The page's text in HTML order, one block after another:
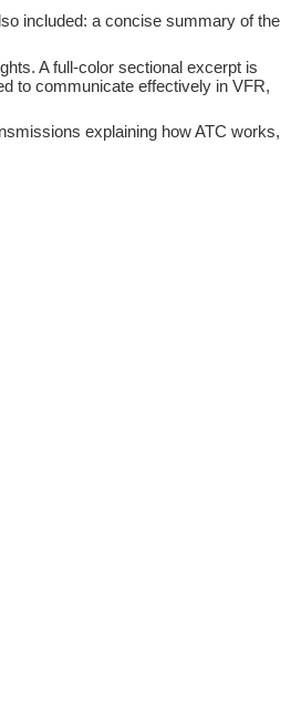
included: a concise summary of the
A full-color sectional excerpt is
to communicate effectively in VFR,
explaining how ATC works,